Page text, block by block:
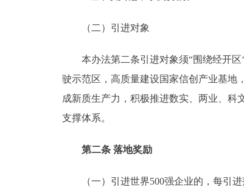
（二）引进对象
本办法第二条引进对象须“围绕经开区
驶示范区，高质量建设国家信创产业基地
成新质生产力，积极推进数实、两业、
支撑体系。
第二条 落地奖励
（一）引进世界500强企业的，每引进